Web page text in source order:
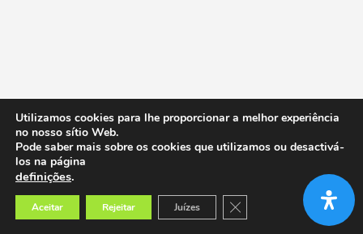
Utilizamos cookies para lhe proporcionar a melhor experiência
no nosso sítio Web.
Pode saber mais sobre os cookies que utilizamos ou desactivá-
los na página
definições.
Aceitar Rejeitar Juízes Close GDPR Cookie Banner